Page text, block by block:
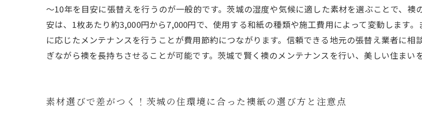
～10年を目安に張替えを行うのが一般的です。茨城の湿度や気候に適した素材を選ぶことで、襖
安は、1枚あたり約3,000円から7,000円で、使用する和紙の種類や施工費用によって変動します
に応じたメンテナンスを行うことが費用節約につながります。信頼できる地元の張替え業者に
ぎながら襖を長持ちさせることが可能です。茨城で賢く襖のメンテナンスを行い、美しい住まい
素材選びで差がつく！茨城の住環境に合った襖紙の選び方と注意点